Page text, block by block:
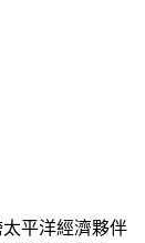
平洋經濟夥伴